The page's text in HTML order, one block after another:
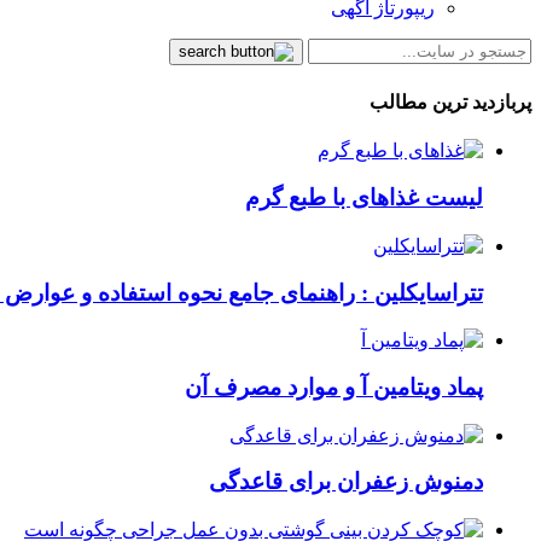
ریپورتاژ آگهی
پربازدید ترین مطالب
لیست غذاهای با طبع گرم
تتراسایکلین : راهنمای جامع نحوه استفاده و عوارض
پماد ویتامین آ و موارد مصرف آن
دمنوش زعفران برای قاعدگی